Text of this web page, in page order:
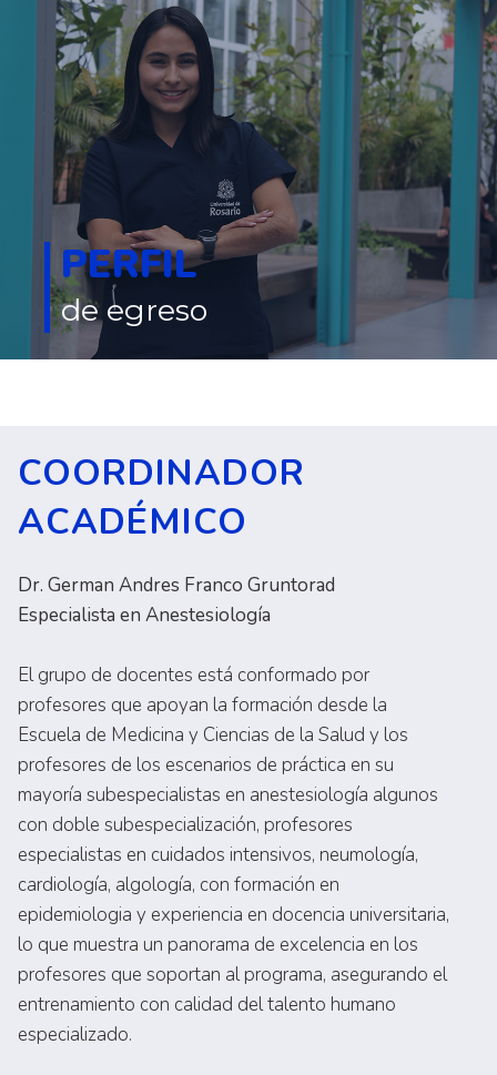
PERFIL
de egreso
COORDINADOR
ACADÉMICO
Dr. German Andres Franco Gruntorad
Especialista en Anestesiología
El grupo de docentes está conformado por
profesores que apoyan la formación desde la
Escuela de Medicina y Ciencias de la Salud y los
profesores de los escenarios de práctica en su
mayoría subespecialistas en anestesiología algunos
con doble subespecialización, profesores
especialistas en cuidados intensivos, neumología,
cardiología, algología, con formación en
epidemiologia y experiencia en docencia universitaria,
lo que muestra un panorama de excelencia en los
profesores que soportan al programa, asegurando el
entrenamiento con calidad del talento humano
especializado.